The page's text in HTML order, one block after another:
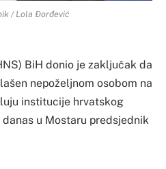
/ Lola Đorđević
BiH donio je zaključak da
nepoželjnom osobom na
institucije hrvatskog
u Mostaru predsjednik